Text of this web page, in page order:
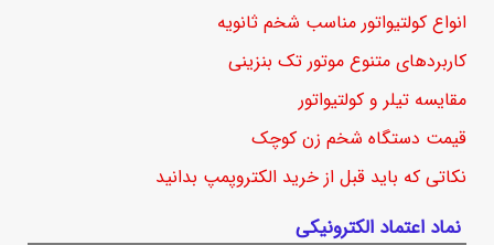
انواع کولتیواتور مناسب شخم ثانویه
کاربردهای متنوع موتور تک بنزینی
مقایسه تیلر و کولتیواتور
قیمت دستگاه شخم زن کوچک
نکاتی که باید قبل از خرید الکتروپمپ بدانید
نماد اعتماد الکترونیکی